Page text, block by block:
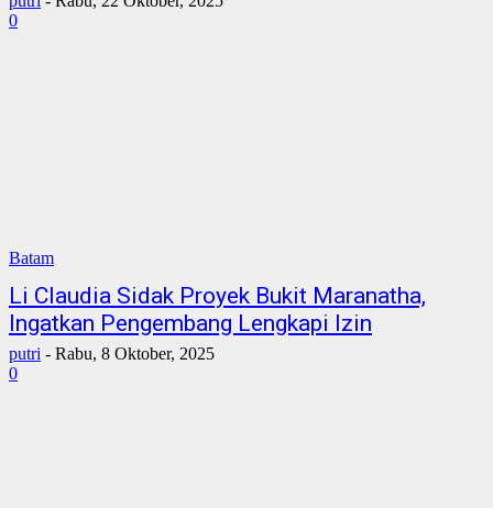
0
Batam
Li Claudia Sidak Proyek Bukit Maranatha,
Ingatkan Pengembang Lengkapi Izin
putri - Rabu, 8 Oktober, 2025
0